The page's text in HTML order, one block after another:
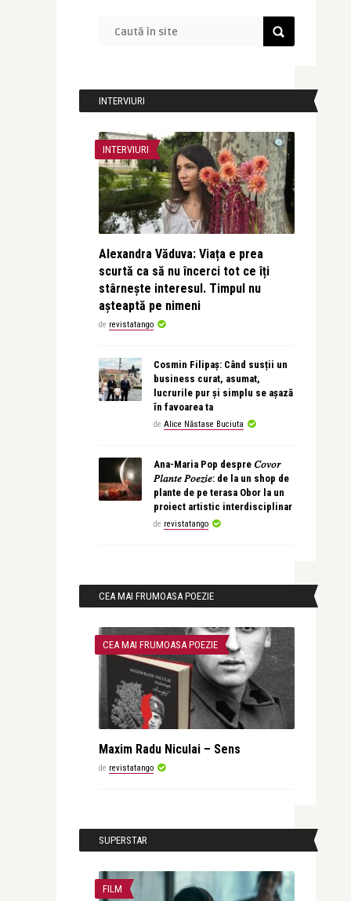
INTERVIURI
INTERVIURI
Alexandra Văduva: Viața e prea
scurtă ca să nu încerci tot ce îți
stârnește interesul. Timpul nu
așteaptă pe nimeni
de revistatango
Cosmin Filipaș: Când susții un
business curat, asumat,
lucrurile pur și simplu se așază
în favoarea ta
de Alice Năstase Buciuta
Ana-Maria Pop despre 𝐶𝑜𝑣𝑜𝑟
𝑃𝑙𝑎𝑛𝑡𝑒 𝑃𝑜𝑒𝑧𝑖𝑒: de la un shop de
plante de pe terasa Obor la un
proiect artistic interdisciplinar
de revistatango
CEA MAI FRUMOASA POEZIE
CEA MAI FRUMOASA POEZIE
Maxim Radu Niculai – Sens
de revistatango
SUPERSTAR
FILM